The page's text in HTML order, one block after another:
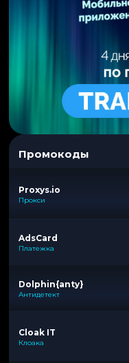
Промокоды
Proxys.io
Прокси
AdsCard
Платежка
Dolphin{anty}
Антидетект
Cloak IT
Клоака